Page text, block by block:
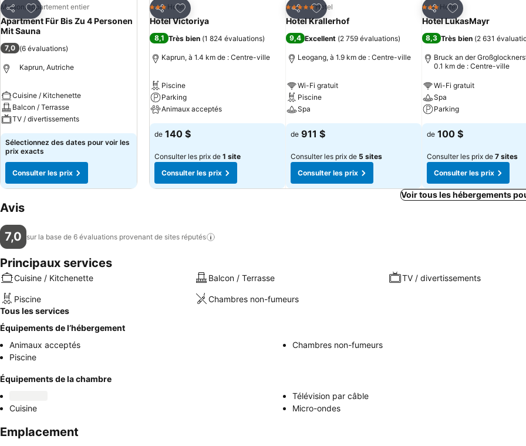
Partager
Ajouter à mes favoris
Maison/appartement entier
Apartment Für Bis Zu 4 Personen
Mit Sauna
7,0 (6 évaluations)
Kaprun, Autriche
Cuisine / Kitchenette
Balcon / Terrasse
TV / divertissements
Sélectionnez des dates pour voir les
prix exacts
Consulter les prix
Partager
Ajouter à mes favoris
3 ÉtoilesHotel
Hotel Victoriya
8,1 Très bien (1 824 évaluations)
Kaprun, à 1.4 km de : Centre-ville
Piscine
Parking
Animaux acceptés
de 140 $
Consulter les prix de 1 site
Consulter les prix
Partager
Ajouter à mes favoris
5 Étoiles Hotel
Hotel Krallerhof
9,4 Excellent (2 759 évaluations)
Leogang, à 1.9 km de : Centre-ville
Wi-Fi gratuit
Piscine
Spa
de 911 $
Consulter les prix de 5 sites
Consulter les prix
Partager
Ajouter à mes
3 ÉtoilesHotel
Hotel LukasMayr
8,3 Très bien (2 631
Bruck an der
0.1 km de : Centre-ville
Wi-Fi gratuit
Spa
Parking
de 100 $
Consulter les prix de 7 sites
Consulter les prix
Voir tous les hébergements
Avis
7,0 sur la base de 6 évaluations provenant de sites réputés
Principaux services
Cuisine / Kitchenette Balcon / Terrasse TV / divertissements
Piscine
Chambres non-fumeurs
Tous les services
Équipements de l’hébergement
Animaux acceptés
Chambres non-fumeurs
Piscine
Équipements de la chambre
Télévision par câble
Cuisine
Micro-ondes
Emplacement